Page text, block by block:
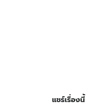
แชร์เรื่องนี้